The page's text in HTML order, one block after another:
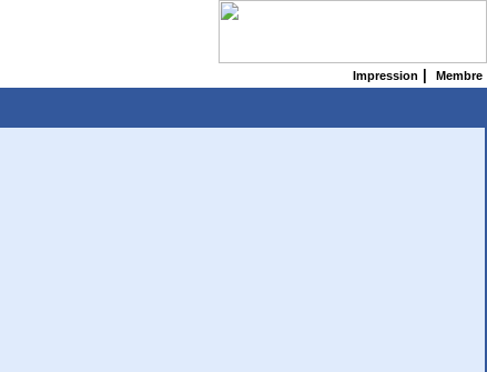
Impression Membre